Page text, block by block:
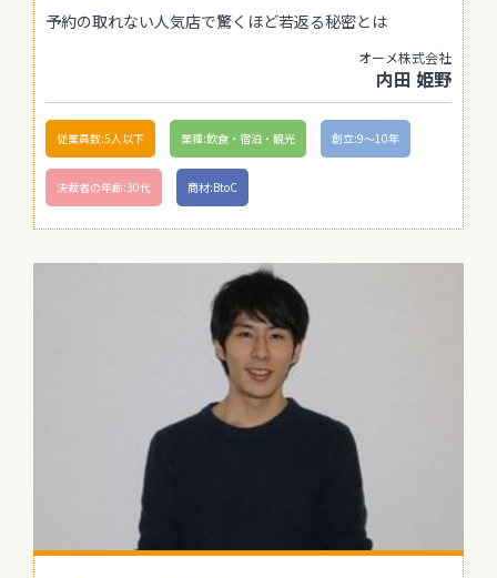
予約の取れない人気店で驚くほど若返る秘密とは
オーメ株式会社
内田 姫野
従業員数:5人以下 業種:飲食・宿泊・観光 創立:9〜10年
決裁者の年齢:30代 商材:BtoC